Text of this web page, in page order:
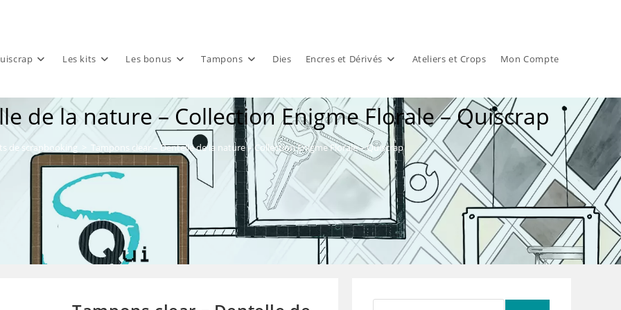
Les kits Les bonus Tampons Dies Encres et Dérivés Ateliers et Crops Mon Compte
de la nature – Collection Enigme Florale – Quiscrap
de scrapbooking Tampons clear – Dentelle de la nature – Collection Enigme Florale – Quiscrap